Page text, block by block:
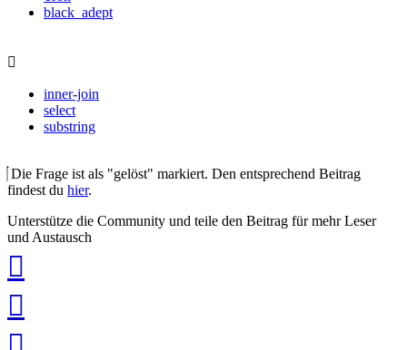
black_adept
inner-join
select
substring
Die Frage ist als "gelöst" markiert. Den entsprechend Beitrag
findest du hier.
Unterstütze die Community und teile den Beitrag für mehr Leser
und Austausch
teilen
teilen